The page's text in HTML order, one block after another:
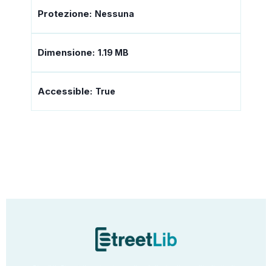
Protezione: Nessuna
Dimensione: 1.19 MB
Accessible: True